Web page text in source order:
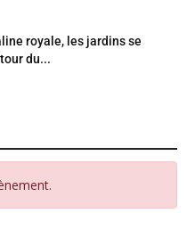
royale, les jardins se
du...